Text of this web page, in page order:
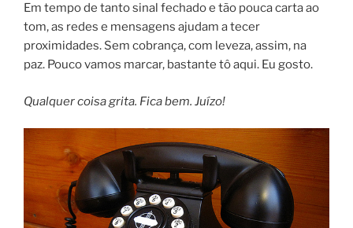
Em tempo de tanto sinal fechado e tão pouca carta ao
tom, as redes e mensagens ajudam a tecer
proximidades. Sem cobrança, com leveza, assim, na
paz. Pouco vamos marcar, bastante tô aqui. Eu gosto.
Qualquer coisa grita. Fica bem. Juízo!